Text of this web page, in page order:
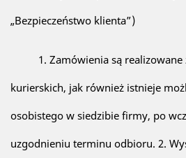
„Bezpieczeństwo klienta”)
1. Zamówienia są
kurierskich, jak również istnieje
osobistego w siedzibie firmy, po
uzgodnieniu terminu odbioru. 2.